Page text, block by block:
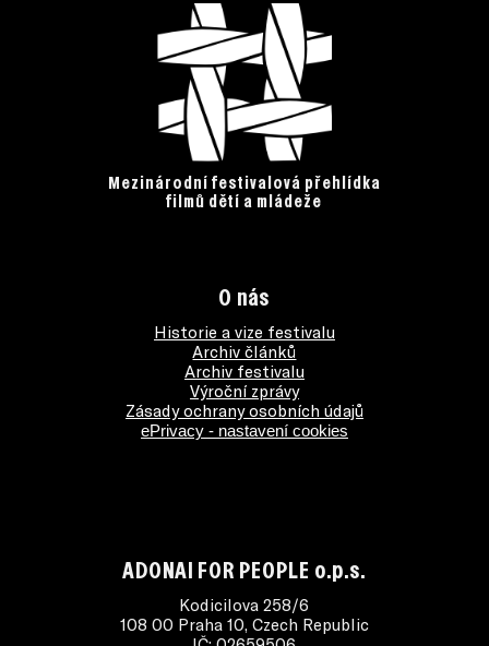
Mezinárodní festivalová přehlídka
filmů dětí a mládeže
O nás
Historie a vize festivalu
Archiv článků
Archiv festivalu
Výroční zprávy
Zásady ochrany osobních údajů
ePrivacy - nastavení cookies
ADONAI FOR PEOPLE o.p.s.
Kodicilova 258/6
108 00 Praha 10, Czech Republic